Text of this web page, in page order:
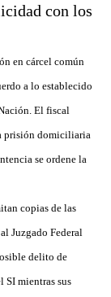
con los
en cárcel común
a lo establecido
El fiscal
prisión domiciliaria
se ordene la
copias de las
Juzgado Federal
delito de
SI mientras sus